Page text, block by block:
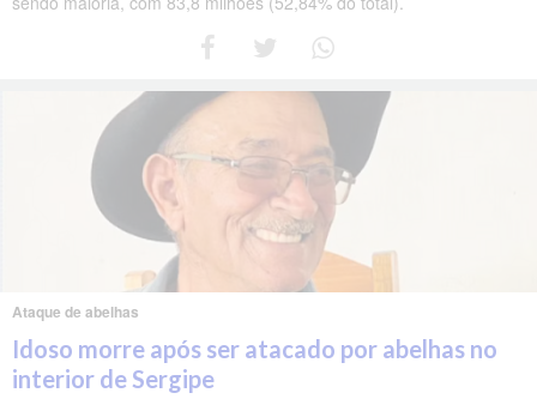
Ataque de abelhas
Idoso morre após ser atacado por abelhas no
interior de Sergipe